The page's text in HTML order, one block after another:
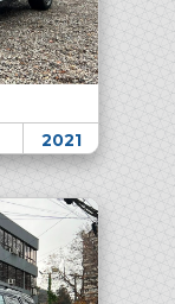
2021